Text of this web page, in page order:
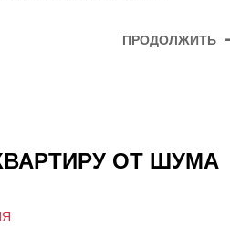
ПРОДОЛЖИТЬ
ОТ ШУМА